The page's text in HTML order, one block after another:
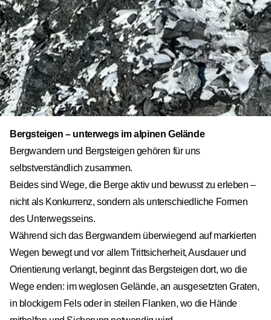
Bergsteigen – unterwegs im alpinen Gelände
Bergwandern und Bergsteigen gehören für uns
selbstverständlich zusammen.
Beides sind Wege, die Berge aktiv und bewusst zu erleben –
nicht als Konkurrenz, sondern als unterschiedliche Formen
des Unterwegsseins.
Während sich das Bergwandern überwiegend auf markierten
Wegen bewegt und vor allem Trittsicherheit, Ausdauer und
Orientierung verlangt, beginnt das Bergsteigen dort, wo die
Wege enden: im weglosen Gelände, an ausgesetzten Graten,
in blockigem Fels oder in steilen Flanken, wo die Hände